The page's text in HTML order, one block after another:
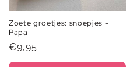
Zoete groetjes: snoepjes -
Papa
Normale
prijs
€9,95